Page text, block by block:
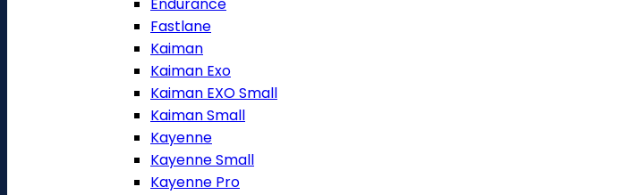
Fastlane
Kaiman
Kaiman Exo
Kaiman EXO Small
Kaiman Small
Kayenne
Kayenne Small
Kayenne Pro